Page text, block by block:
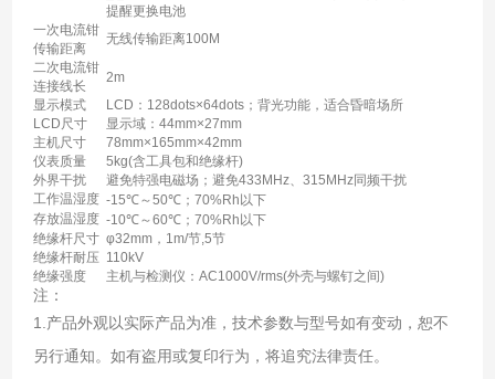
提醒更换电池
一次电流钳
传输距离
无线传输距离100M
二次电流钳
连接线长
2m
显示模式
LCD：128dots×64dots；背光功能，适合昏暗场所
LCD尺寸
显示域：44mm×27mm
主机尺寸
78mm×165mm×42mm
仪表质量
5kg(含工具包和绝缘杆)
外界干扰
避免特强电磁场；避免433MHz、315MHz同频干扰
工作温湿度 -15℃～50℃；70%Rh以下
存放温湿度 -10℃～60℃；70%Rh以下
绝缘杆尺寸 φ32mm，1m/节,5节
绝缘杆耐压 110kV
绝缘强度
主机与检测仪：AC1000V/rms(外壳与螺钉之间)
注：
1.产品外观以实际产品为准，技术参数与型号如有变动，恕不
另行通知。如有盗用或复印行为，将追究法律责任。